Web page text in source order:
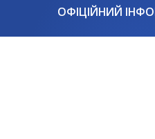
ОФІЦІЙНИЙ